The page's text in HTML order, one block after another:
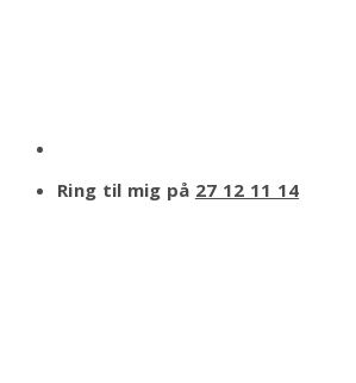
Ring til mig på 27 12 11 14